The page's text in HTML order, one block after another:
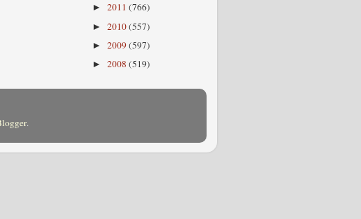
► 2011 (766)
► 2010(557)
► 2009(597)
► 2008 (519)
.